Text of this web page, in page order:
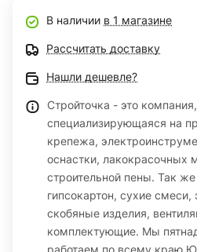
В наличии в 1 магазине
Рассчитать доставку
Нашли дешевле?
Стройточка - это компания,
специализирующаяся на
крепежа,
оснастки, лакокрасочных
строительной пены. Так
гипсокартон, сухие смеси,
скобяные изделия,
комплектующие. Мы